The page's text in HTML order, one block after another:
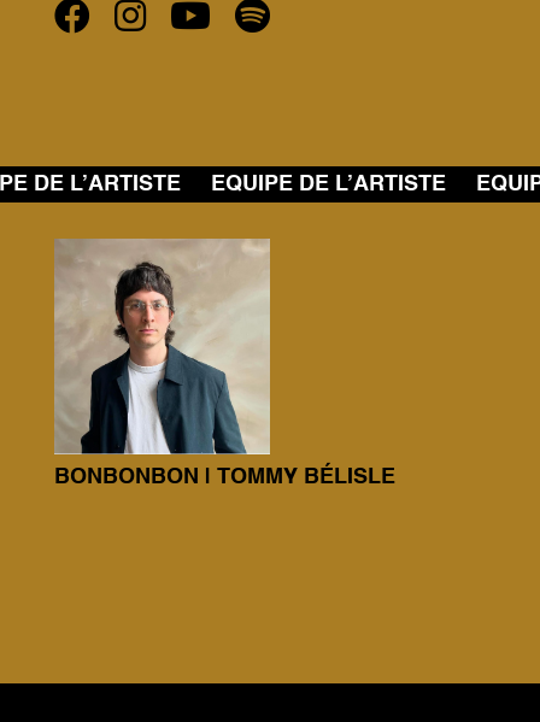
DE L’ARTISTE ÉQUIPE DE L’ARTISTE
BONBONBON | TOMMY BÉLISLE